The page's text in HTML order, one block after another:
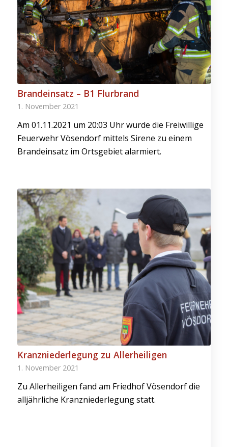
Brandeinsatz – B1 Flurbrand
1. November 2021
Am 01.11.2021 um 20:03 Uhr wurde die Freiwillige
Feuerwehr Vösendorf mittels Sirene zu einem
Brandeinsatz im Ortsgebiet alarmiert.
Kranzniederlegung zu Allerheiligen
1. November 2021
Zu Allerheiligen fand am Friedhof Vösendorf die
alljährliche Kranzniederlegung statt.